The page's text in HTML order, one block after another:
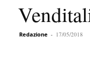
Redazione - 17/05/2018